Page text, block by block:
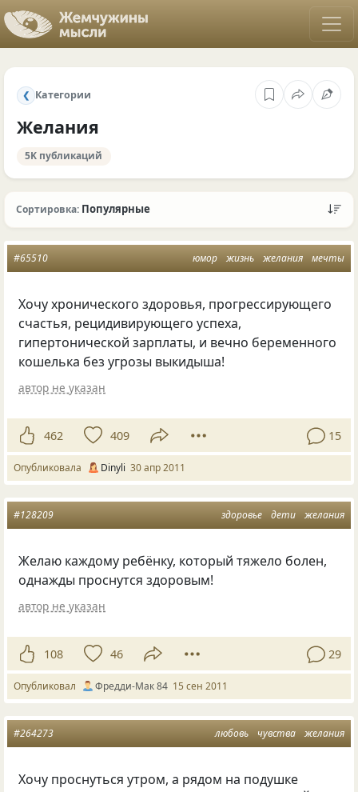
❮ Категории
Желания
5K публикаций
Сортировка: Популярные
юмор жизнь желания мечты
#65510
Хочу хронического здоровья, прогрессирующего
счастья, рецидивирующего успеха,
гипертонической зарплаты, и вечно беременного
кошелька без угрозы выкидыша!
автор не указан
462 409 15
Опубликовала Dinyli 30 апр 2011
здоровье дети желания
#128209
Желаю каждому ребёнку, который тяжело болен,
однажды проснутся здоровым!
автор не указан
108 46 29
Опубликовал Фредди-Мак 84 15 сен 2011
любовь чувства желания
#264273
Хочу проснуться утром, а рядом на подушке